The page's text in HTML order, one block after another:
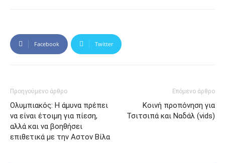
Facebook Twitter
Προηγούμενο άρθρο
Ολυμπιακός: Η άμυνα πρέπει
να είναι έτοιμη για πίεση,
αλλά και να βοηθήσει
επιθετικά με την Αστον Βίλα
Επόμενο άρθρο
Κοινή προπόνηση για
Τσιτσιπά και Ναδάλ (vids)